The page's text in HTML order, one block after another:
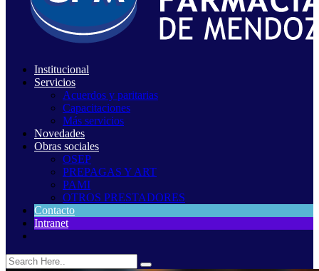
Institucional
Servicios
Acuerdos y paritarias
Capacitaciones
Más servicios
Novedades
Obras sociales
OSEP
PREPAGAS Y ART
PAMI
OTROS PRESTADORES
Contacto
Intranet